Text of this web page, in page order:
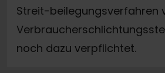
Streit-beilegungsverfahren
noch dazu verpflichtet.